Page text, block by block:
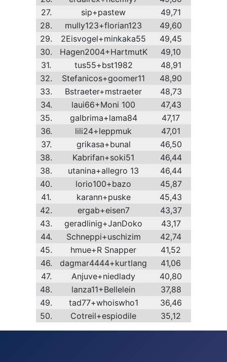
27.
sip+pastew
49,71
28.
mully123+florian123
49,60
29.
2Eisvogel+minkaka55
49,45
30.
Hagen2004+HartmutK
49,10
31.
tus55+bst1982
48,91
32.
Stefanicos+goomer11
48,90
33.
Bstraeter+mstraeter
48,73
34.
laui66+Moni 100
47,43
35.
galbrima+lama84
47,17
36.
lili24+leppmuk
47,01
37.
grikasa+bunal
46,50
38.
Kabrifan+soki51
46,44
38.
utanina+allegro 13
46,44
40.
lorio100+bazo
45,87
41.
karann+puske
45,43
42.
ergab+eisen7
43,37
43.
geradlinig+JanDoko
43,17
44.
Schneppi+uschizim
42,74
45.
hmue+R Snapper
41,52
46.
dagmar4444+kurtlang
41,06
47.
Anjuve+niedlady
40,80
48.
lanza11+Bellelein
37,88
49.
tad77+whoiswho1
36,46
50.
Cotreil+espiodile 35,12